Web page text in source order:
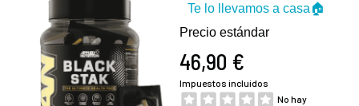
Te lo llevamos a casa🏠
Precio estándar
46,90 €
Impuestos incluidos
No hay